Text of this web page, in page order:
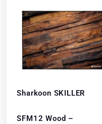
Sharkoon SKILLER
SFM12 Wood –